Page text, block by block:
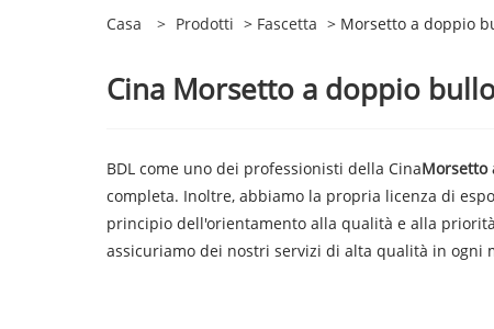
Casa > Prodotti > Fascetta > Morsetto a doppio
Cina Morsetto a doppio
BDL come uno dei professionisti della CinaMorsetto
completa. Inoltre, abbiamo la propria licenza di
principio dell'orientamento alla qualità e alla
assicuriamo dei nostri servizi di alta qualità in ogni